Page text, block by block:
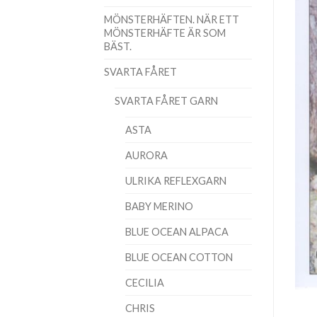
MÖNSTERHÄFTEN. NÄR ETT
MÖNSTERHÄFTE ÄR SOM
BÄST.
SVARTA FÅRET
SVARTA FÅRET GARN
ASTA
AURORA
ULRIKA REFLEXGARN
BABY MERINO
BLUE OCEAN ALPACA
BLUE OCEAN COTTON
CECILIA
CHRIS